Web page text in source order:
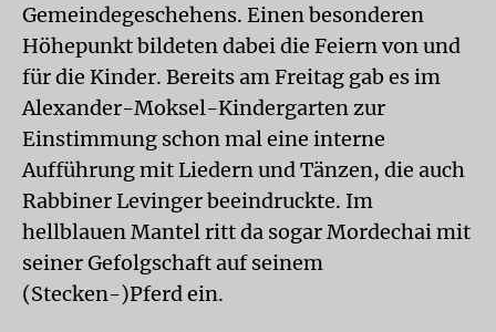
Gemeindegeschehens. Einen besonderen
Höhepunkt bildeten dabei die Feiern von und
für die Kinder. Bereits am Freitag gab es im
Alexander-Moksel-Kindergarten zur
Einstimmung schon mal eine interne
Aufführung mit Liedern und Tänzen, die auch
Rabbiner Levinger beeindruckte. Im
hellblauen Mantel ritt da sogar Mordechai mit
seiner Gefolgschaft auf seinem
(Stecken-)Pferd ein.